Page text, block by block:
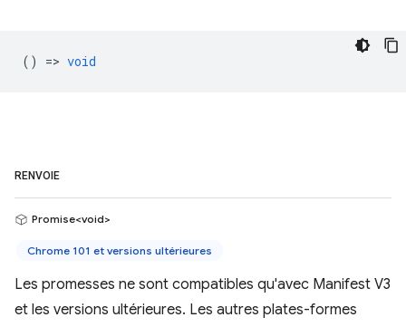
() => void
RENVOIE
Promise<void>
Chrome 101 et versions ultérieures
Les promesses ne sont compatibles qu'avec Manifest V3
et les versions ultérieures. Les autres plates-formes